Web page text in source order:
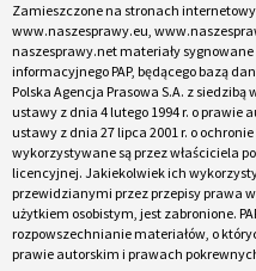
Zamieszczone na stronach
www.naszesprawy.eu,
naszesprawy.net materiały sygnowane
informacyjnego PAP, będącego bazą
Polska Agencja Prasowa S.A. z
ustawy z dnia 4 lutego 1994 r. o
ustawy z dnia 27 lipca 2001 r. o
wykorzystywane są przez właściciela
licencyjnej. Jakiekolwiek ich
przewidzianymi przez przepisy prawa
użytkiem osobistym, jest zabronione.
rozpowszechnianie materiałów, o
prawie autorskim i prawach